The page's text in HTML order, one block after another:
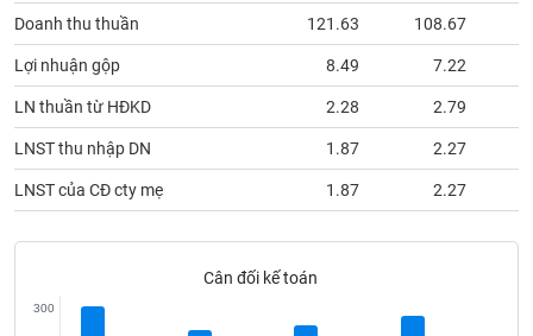
Doanh thu thuần 121.63 108.67
Lợi nhuận gộp 8.49 7.22
LN thuần từ HĐKD 2.28 2.79
LNST thu nhập DN 1.87 2.27
LNST của CĐ cty mẹ 1.87 2.27
Cân đối kế toán
300
Báo
cáo
phân
tích
(-)
Thuật
ngữ
(-)
vụ
(-)